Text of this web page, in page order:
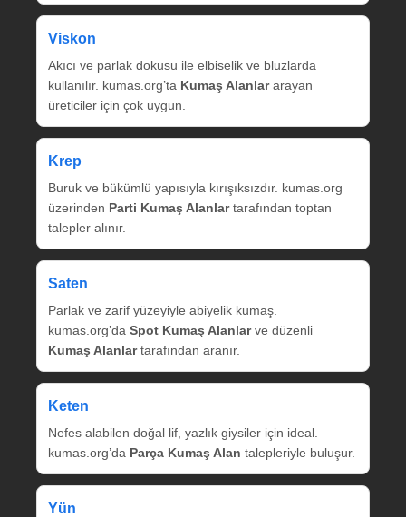
Viskon
Akıcı ve parlak dokusu ile elbiselik ve bluzlarda
kullanılır. kumas.org’ta Kumaş Alanlararayan
üreticiler için çok uygun.
Krep
Buruk ve bükümlü yapısıyla kırışıksızdır. kumas.org
üzerinden Parti Kumaş Alanlartarafından toptan
talepler alınır.
Saten
Parlak ve zarif yüzeyiyle abiyelik kumaş.
kumas.org’da Spot Kumaş Alanlarve düzenli
Kumaş Alanlartarafından aranır.
Keten
Nefes alabilen doğal lif, yazlık giysiler için ideal.
kumas.org’da Parça Kumaş Alan talepleriyle buluşur.
Yün